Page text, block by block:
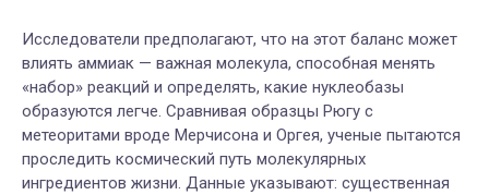
Исследователи предполагают, что на этот баланс может
влиять аммиак — важная молекула, способная менять
«набор» реакций и определять, какие нуклеобазы
образуются легче. Сравнивая образцы Рюгу с
метеоритами вроде Мерчисона и Оргея, ученые пытаются
проследить космический путь молекулярных
ингредиентов жизни. Данные указывают: существенная